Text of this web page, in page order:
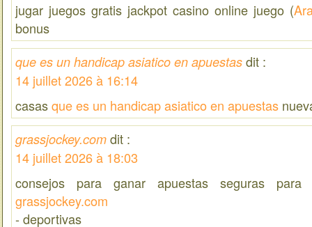
jugar juegos gratis jackpot casino online juego (
bonus
que es un handicap asiatico en apuestas dit :
14 juillet 2026 à 16:14
casasque es un handicap asiatico en apuestas
grassjockey.com dit :
14 juillet 2026 à 18:03
consejos para ganar apuestas seguras
grassjockey.com
- deportivas